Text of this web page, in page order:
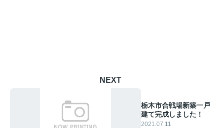
NEXT
栃木市合戦場新築一戸
建て完成しました！
2021.07.11